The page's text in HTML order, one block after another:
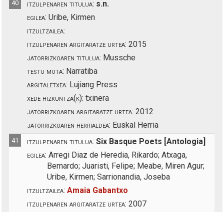
40 itzulpenaren titulua: s.n.
egilea: Uribe, Kirmen
itzultzailea:
itzulpenaren argitaratze urtea: 2015
jatorrizkoaren titulua: Mussche
testu mota: Narratiba
argitaletxea: Lujiang Press
xede hizkuntza(k): txinera
jatorrizkoaren argitaratze urtea: 2012
jatorrizkoaren herrialdea: Euskal Herria
41 itzulpenaren titulua: Six Basque Poets [Antologia]
egilea: Arregi Diaz de Heredia, Rikardo; Atxaga,
Bernardo; Juaristi, Felipe; Meabe, Miren Agur;
Uribe, Kirmen; Sarrionandia, Joseba
itzultzailea: Amaia Gabantxo
itzulpenaren argitaratze urtea: 2007